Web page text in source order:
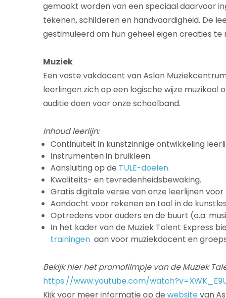
gemaakt worden van een speciaal daarvoor
tekenen, schilderen en handvaardigheid. De
gestimuleerd om hun geheel eigen creaties te
Muziek
Een vaste vakdocent van Aslan
leerlingen zich op een logische wijze muzikaal
auditie doen voor onze schoolband.
Inhoud leerlijn:
Continuïteit in kunstzinnige ontwikkeling
Instrumenten in bruikleen.
Aansluiting op de TULE-doelen.
Kwaliteits- en tevredenheidsbewaking.
Gratis digitale versie van onze leerlijnen voor
Aandacht voor rekenen en taal in de
Optredens voor ouders en de buurt (o.a.
In het kader van de Muziek Talent Express
trainingen aan voor muziekdocent en
Bekijk hier het promofilmpje van de Muziek
https://www.youtube.com/
Kijk voor meer informatie op de websitevan